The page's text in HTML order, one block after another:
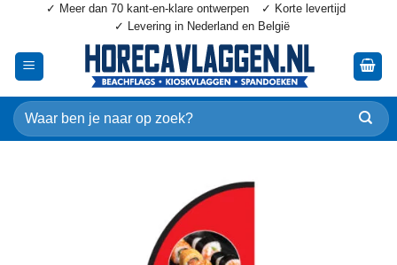
inhoud
✓ Meer dan 70 kant-en-klare ontwerpen
✓ Korte levertijd
✓ Levering in Nederland en België
Zoeken
naar: